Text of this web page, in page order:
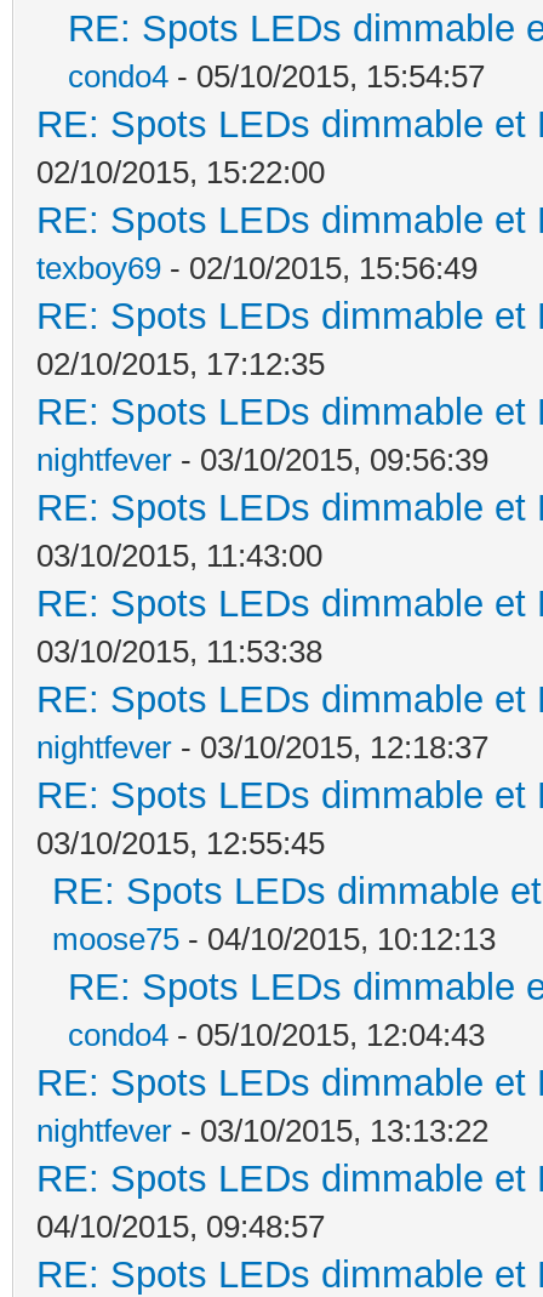
RE: Spots LEDs dimmable
condo4 - 05/10/2015, 15:54:57
RE: Spots LEDs dimmable
02/10/2015, 15:22:00
RE: Spots LEDs dimmable
texboy69 - 02/10/2015, 15:56:49
RE: Spots LEDs dimmable
02/10/2015, 17:12:35
RE: Spots LEDs dimmable
nightfever - 03/10/2015, 09:56:39
RE: Spots LEDs dimmable
03/10/2015, 11:43:00
RE: Spots LEDs dimmable
03/10/2015, 11:53:38
RE: Spots LEDs dimmable
nightfever - 03/10/2015, 12:18:37
RE: Spots LEDs dimmable
03/10/2015, 12:55:45
RE: Spots LEDs dimmable
moose75 - 04/10/2015, 10:12:13
RE: Spots LEDs dimmable
condo4 - 05/10/2015, 12:04:43
RE: Spots LEDs dimmable
nightfever - 03/10/2015, 13:13:22
RE: Spots LEDs dimmable
04/10/2015, 09:48:57
RE: Spots LEDs dimmable